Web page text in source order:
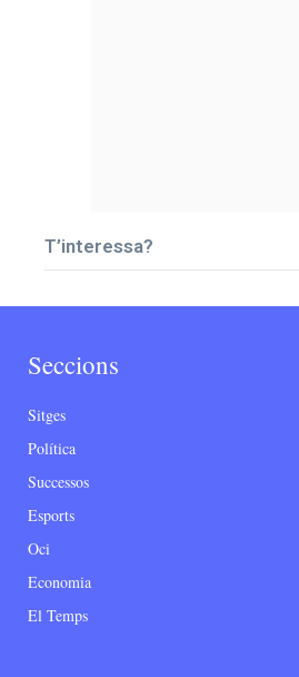
T’interessa?
Seccions
Sitges
Política
Successos
Esports
Oci
Economia
El Temps